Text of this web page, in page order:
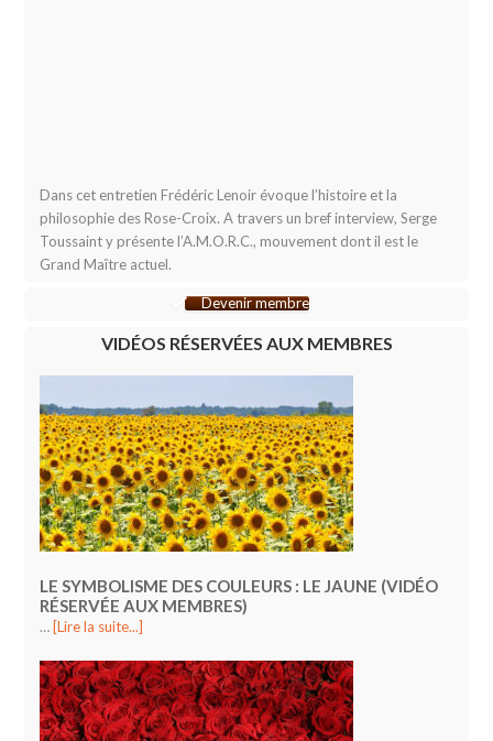
Dans cet entretien Frédéric Lenoir évoque l’histoire et la
philosophie des Rose-Croix. A travers un bref interview, Serge
Toussaint y présente l’A.M.O.R.C., mouvement dont il est le
Grand Maître actuel.
Devenir membre
VIDÉOS RÉSERVÉES AUX MEMBRES
LE SYMBOLISME DES COULEURS : LE JAUNE (VIDÉO
RÉSERVÉE AUX MEMBRES)
… [Lire la suite...]